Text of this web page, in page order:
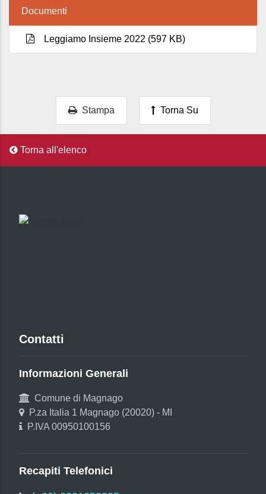
Documenti
Leggiamo Insieme 2022 (597 KB)
Stampa Torna Su
Torna all'elenco
Contatti
Informazioni Generali
Comune di Magnago
P.za Italia 1 Magnago (20020) - MI
P.IVA 00950100156
Recapiti Telefonici